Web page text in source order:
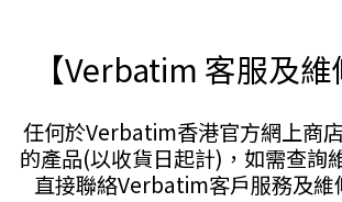
【Verbatim 客服及維
任何於Verbatim香港官方網上商
的產品(以收貨日起計)，如需查詢
直接聯絡Verbatim客戶服務及維